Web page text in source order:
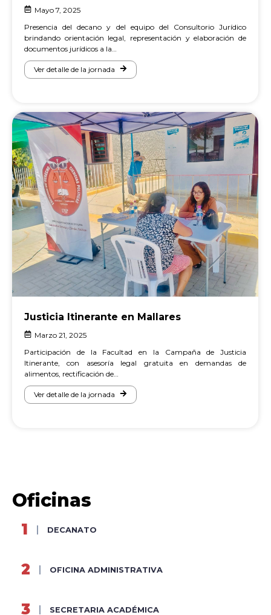
Mayo 7, 2025
Presencia del decano y del equipo del Consultorio Jurídico
brindando orientación legal, representación y elaboración de
documentos jurídicos a la…
Ver detalle de la jornada
Justicia Itinerante en Mallares
Marzo 21, 2025
Participación de la Facultad en la Campaña de Justicia
Itinerante, con asesoría legal gratuita en demandas de
alimentos, rectificación de…
Ver detalle de la jornada
Oficinas
DECANATO
OFICINA ADMINISTRATIVA
SECRETARIA ACADÉMICA